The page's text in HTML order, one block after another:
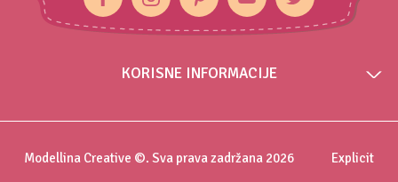
KORISNE INFORMACIJE
Modellina Creative ©. Sva prava zadržana 2026 Explicit